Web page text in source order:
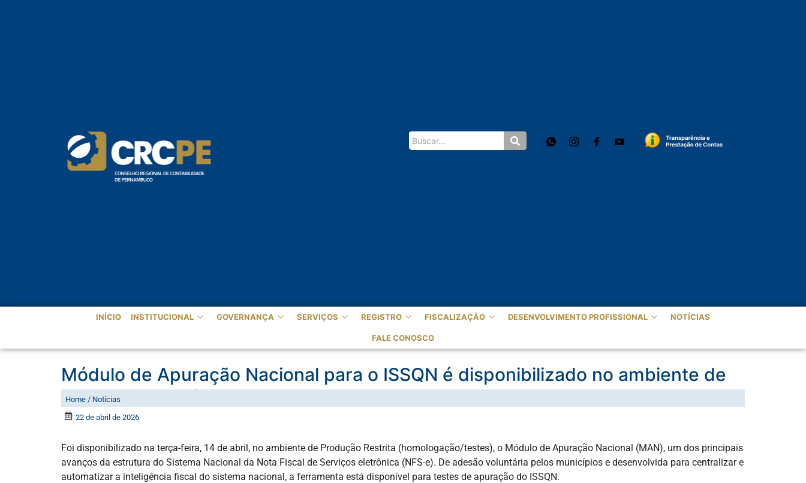
INÍCIO INSTITUCIONAL GOVERNANÇA SERVIÇOS REGISTRO FISCALIZAÇÃO DESENVOLVIMENTO PROFISSIONAL NOTÍCIAS
FALE CONOSCO
Módulo de Apuração Nacional para o ISSQN é disponibilizado no ambiente de
Produção Restrita da NFS-e
Home / Notícias
22 de abril de 2026
Foi disponibilizado na terça-feira, 14 de abril, no ambiente de Produção Restrita (homologação/testes), o Módulo de Apuração Nacional (MAN), um dos principais
avanços da estrutura do Sistema Nacional da Nota Fiscal de Serviços eletrônica (NFS-e). De adesão voluntária pelos municípios e desenvolvida para centralizar e
automatizar a inteligência fiscal do sistema nacional, a ferramenta está disponível para testes de apuração do ISSQN.